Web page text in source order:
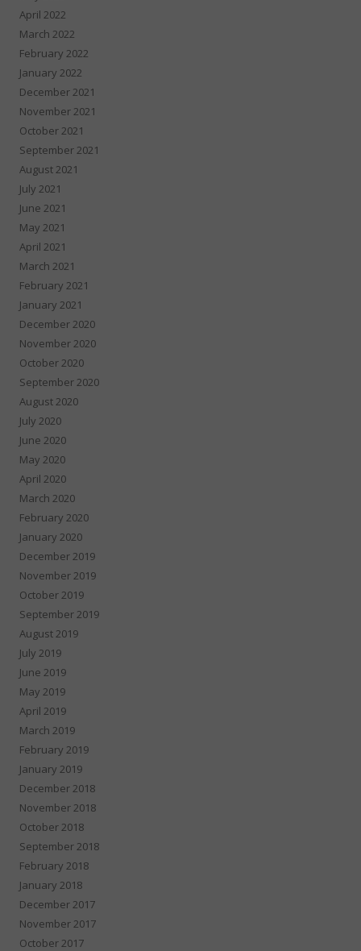
April 2022
March 2022
February 2022
January 2022
December 2021
November 2021
October 2021
September 2021
August 2021
July 2021
June 2021
May 2021
April 2021
March 2021
February 2021
January 2021
December 2020
November 2020
October 2020
September 2020
August 2020
July 2020
June 2020
May 2020
April 2020
March 2020
February 2020
January 2020
December 2019
November 2019
October 2019
September 2019
August 2019
July 2019
June 2019
May 2019
April 2019
March 2019
February 2019
January 2019
December 2018
November 2018
October 2018
September 2018
February 2018
January 2018
December 2017
November 2017
October 2017